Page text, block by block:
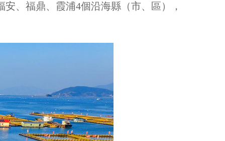
、福鼎、霞浦4個沿海縣（市、區），